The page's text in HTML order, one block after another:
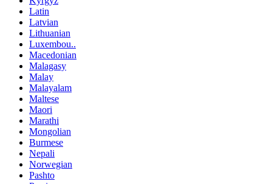
Latin
Latvian
Lithuanian
Luxembou..
Macedonian
Malagasy
Malay
Malayalam
Maltese
Maori
Marathi
Mongolian
Burmese
Nepali
Norwegian
Pashto